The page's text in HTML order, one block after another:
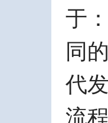
于
同
代
流